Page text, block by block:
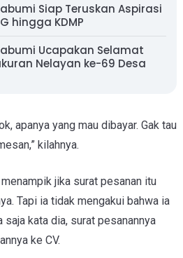
Siap Teruskan Aspirasi
hingga KDMP
Ucapakan Selamat
Nelayan ke-69 Desa
apanya yang mau dibayar. Gak tau
kilahnya.
jika surat pesanan itu
Tapi ia tidak mengakui bahwa ia
saja kata dia, surat pesanannya
ke CV.